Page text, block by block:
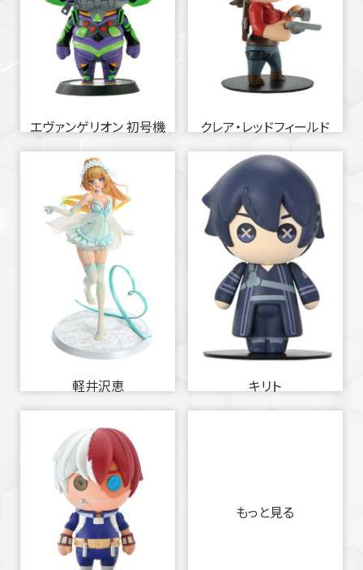
エヴァンゲリオン 初号機 クレア・レッドフィールド
軽井沢恵 キリト
もっと見る